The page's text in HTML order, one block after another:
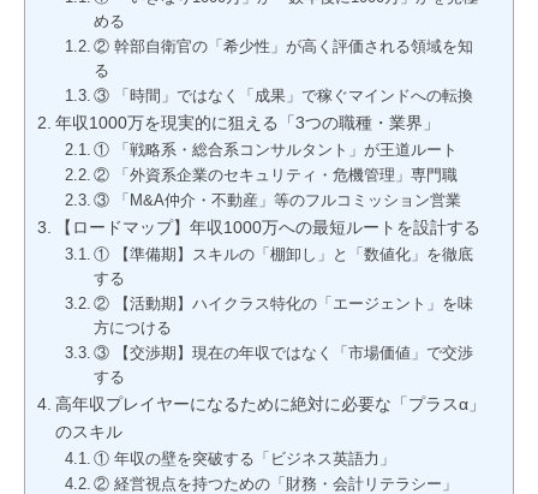
める
② 幹部自衛官の「希少性」が高く評価される領域を知
る
③ 「時間」ではなく「成果」で稼ぐマインドへの転換
年収1000万を現実的に狙える「3つの職種・業界」
① 「戦略系・総合系コンサルタント」が王道ルート
② 「外資系企業のセキュリティ・危機管理」専門職
③ 「M&A仲介・不動産」等のフルコミッション営業
【ロードマップ】年収1000万への最短ルートを設計する
① 【準備期】スキルの「棚卸し」と「数値化」を徹底
する
② 【活動期】ハイクラス特化の「エージェント」を味
方につける
③ 【交渉期】現在の年収ではなく「市場価値」で交渉
する
高年収プレイヤーになるために絶対に必要な「プラスα」
のスキル
① 年収の壁を突破する「ビジネス英語力」
② 経営視点を持つための「財務・会計リテラシー」